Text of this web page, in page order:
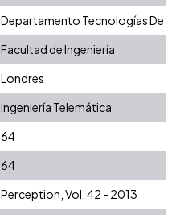
Departamento Tecnologías De
Facultad de Ingeniería
Londres
Ingeniería Telemática
64
64
Perception, Vol. 42 - 2013